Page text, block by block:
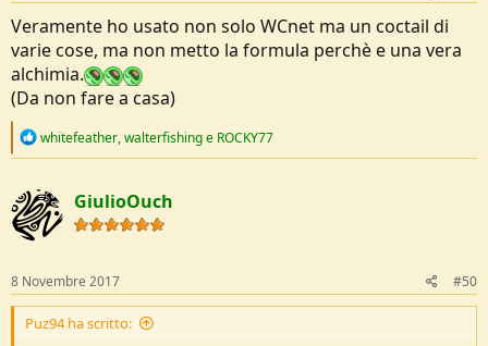
Veramente ho usato non solo WCnet ma un coctail di
varie cose, ma non metto la formula perchè e una vera
alchimia.
(Da non fare a casa)
R
c
t
i
o
s
:
whitefeather,walterfishinge ROCKY77
GiulioOuch
8 Novembre 2017 #50
Puz94 ha scritto: